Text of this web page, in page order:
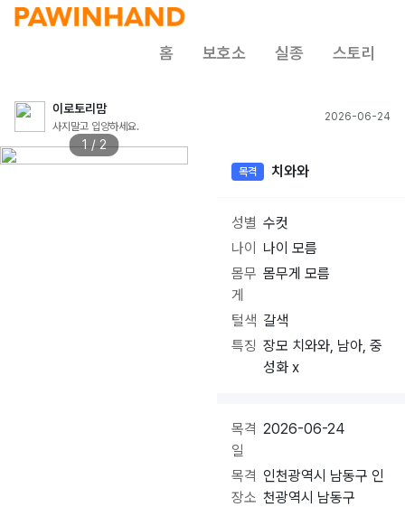
홈 보호소 실종 스토리
이로토리맘
사지말고 입양하세요.
2026-06-24
1 / 2
목격 치와와
성별 수컷
나이
나이 모름
몸무
게
몸무게 모름
털색 갈색
특징 장모 치와와, 남아, 중
성화 x
목격
일
2026-06-24
목격
장소
인천광역시 남동구 인
천광역시 남동구